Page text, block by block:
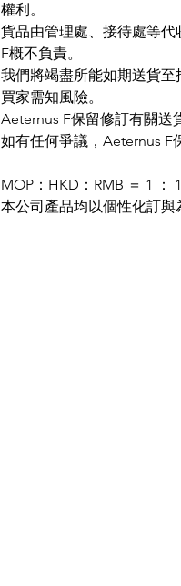
權利。
貨品由管理處、接待處等
F概不負責。
我們將竭盡所能如期送貨至
買家需知風險。
Aeternus F保留修訂有關送
如有任何爭議，Aeternus F
MOP：HKD：RMB ＝ 1 ：
本公司產品均以個性化訂與